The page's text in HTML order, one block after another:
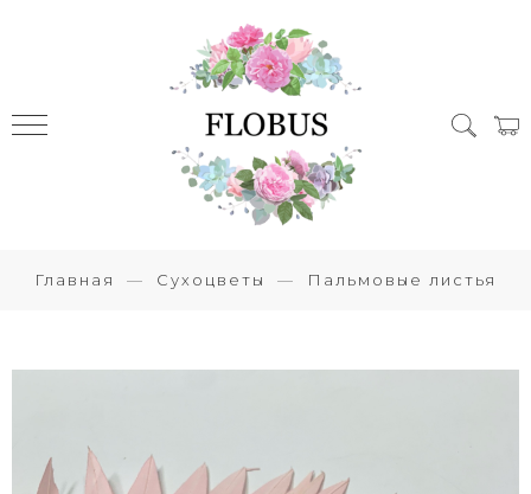
Главная Сухоцветы Пальмовые листья